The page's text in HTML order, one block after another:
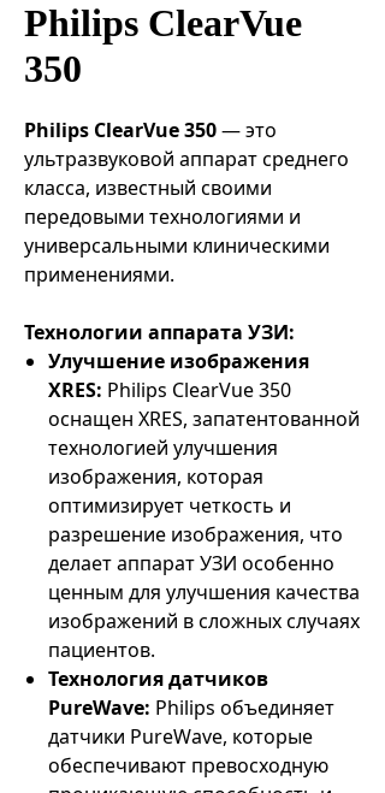
Philips ClearVue
350
Philips ClearVue 350— это
ультразвуковой аппарат среднего
класса, известный своими
передовыми технологиями и
универсальными клиническими
применениями.
Технологии аппарата УЗИ:
Улучшение изображения
XRES: Philips ClearVue 350
оснащен XRES, запатентованной
технологией улучшения
изображения, которая
оптимизирует четкость и
разрешение изображения, что
делает аппарат УЗИ особенно
ценным для улучшения качества
изображений в сложных случаях
пациентов.
Технология датчиков
PureWave: Philips объединяет
датчики PureWave, которые
обеспечивают превосходную